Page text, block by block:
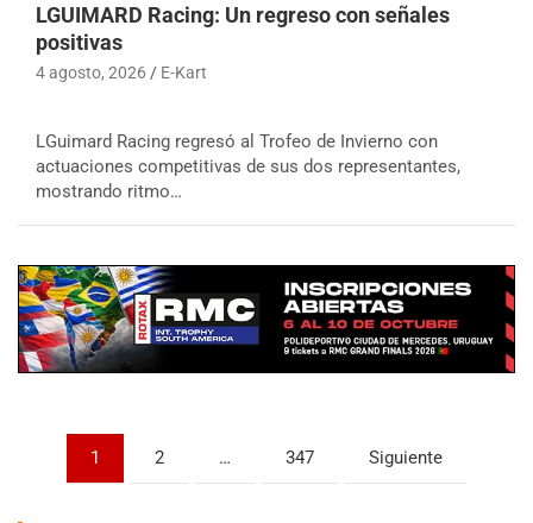
LGUIMARD Racing: Un regreso con señales
positivas
4 agosto, 2026 E-Kart
LGuimard Racing regresó al Trofeo de Invierno con
actuaciones competitivas de sus dos representantes,
mostrando ritmo…
Paginación
1 2 … 347 Siguiente
COBERTURA ESPECIAL DE E-KART.COM.AR
08/09-AGO
Baradero (Buenos Aires)
KDO - F6
Ciudad de Trenque Lauquen (Asfalto)
Trenque Lauquen (Buenos Aires)
Villaguay (Entre Ríos)